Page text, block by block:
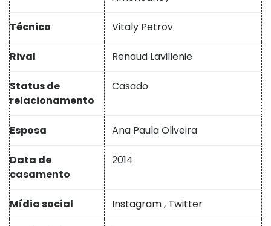
Técnico Vitaly Petrov
Rival Renaud Lavillenie
Status de
relacionamento
Casado
Esposa Ana Paula Oliveira
Data de
casamento
2014
Mídia social Instagram, Twitter